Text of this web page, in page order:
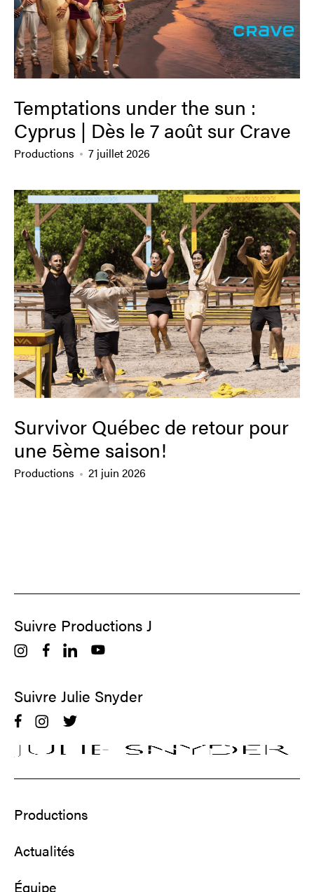
Temptations under the sun :
Cyprus | Dès le 7 août sur Crave
Productions 7 juillet 2026
Survivor Québec de retour pour
une 5ème saison!
Productions 21 juin 2026
Suivre Productions J
Suivre Julie Snyder
Productions
Actualités
Équipe